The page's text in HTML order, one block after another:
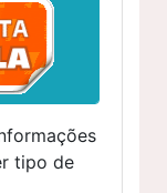
tipo de